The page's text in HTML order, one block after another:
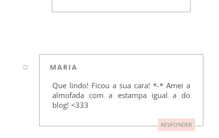
MARIA
Que lindo! Ficou a sua cara! *-* Amei a
almofada com a estampa igual a do
blog! <333
RESPONDER